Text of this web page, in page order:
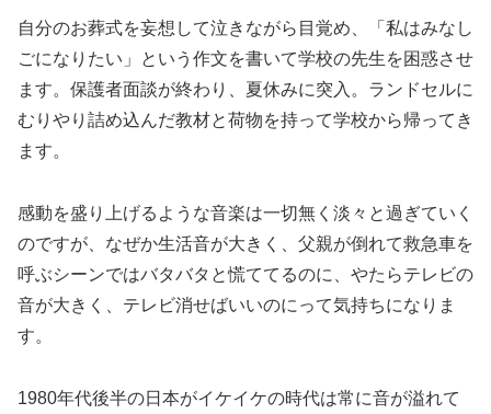
自分のお葬式を妄想して泣きながら目覚め、「私はみなし
ごになりたい」という作文を書いて学校の先生を困惑させ
ます。保護者面談が終わり、夏休みに突入。ランドセルに
むりやり詰め込んだ教材と荷物を持って学校から帰ってき
ます。
感動を盛り上げるような音楽は一切無く淡々と過ぎていく
のですが、なぜか生活音が大きく、父親が倒れて救急車を
呼ぶシーンではバタバタと慌ててるのに、やたらテレビの
音が大きく、テレビ消せばいいのにって気持ちになりま
す。
1980年代後半の日本がイケイケの時代は常に音が溢れて